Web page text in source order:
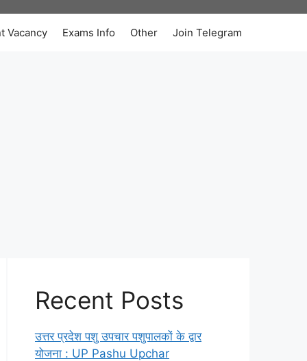
Vacancy Exams Info Other Join Telegram
Recent Posts
उत्तर प्रदेश पशु उपचार पशुपालकों के द्वार
योजना : UP Pashu Upchar